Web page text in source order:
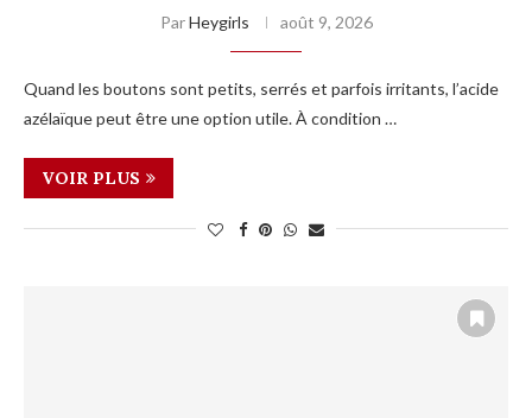
ParHeygirls août 9, 2026
Quand les boutons sont petits, serrés et parfois irritants, l’acide
azélaïque peut être une option utile. À condition …
VOIR PLUS